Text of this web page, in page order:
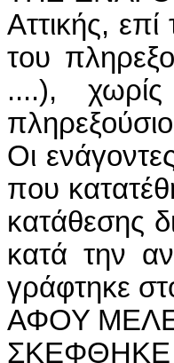
Αττικής,
του
....),
Οι
που
κατάθεσης
κατά την
γράφτηκε
ΑΦΟΥ